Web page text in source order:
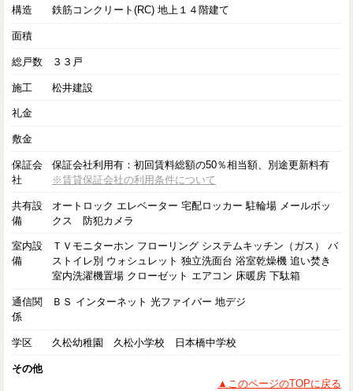
構造 鉄筋コンクリート(RC) 地上１４階建て
面積
総戸数 ３３戸
施工 松井建設
礼金
敷金
保証会
社
保証会社利用有：初回賃料総額の50％相当額、別途更新料有
※賃貸保証会社の利用条件について
共有設
備
オートロック エレベーター 宅配ロッカー 駐輪場 メールボッ
クス 防犯カメラ
室内設
備
ＴＶモニターホン フローリング システムキッチン（ガス） バ
ストイレ別 ウォシュレット 独立洗面台 浴室乾燥機 追い焚き
室内洗濯機置場 クローゼット エアコン 床暖房 下駄箱
通信関
係
ＢＳ インターネット 光ファイバー 地デジ
学区 久松幼稚園 久松小学校 日本橋中学校
その他
▲このページのTOPに戻る